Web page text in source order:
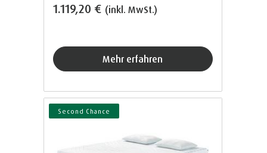
1.119,20 € (inkl. MwSt.)
Mehr erfahren
Second Chance